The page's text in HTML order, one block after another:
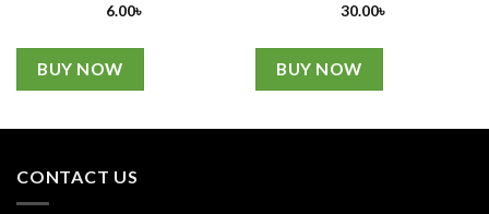
6.00৳
BUY NOW
30.00৳
BUY NOW
CONTACT US